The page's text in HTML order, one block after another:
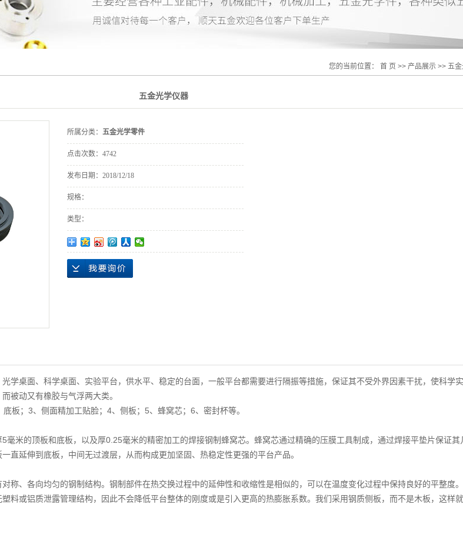
您的当前位置： 首 页 >> 产品展示 >> 五
五金光学仪器
所属分类： 五金光学零件
点击次数： 4742
发布日期： 2018/12/18
规格：
类型：
学桌面、科学桌面、实验平台，供水平、稳定的台面，一般平台都需要进行隔振等措施，保证其不受外界因素干扰，使科学
被动又有橡胶与气浮两大类。
板；3、侧面精加工贴脸；4、侧板；5、蜂窝芯；6、密封杯等。
毫米的顶板和底板，以及厚0.25毫米的精密加工的焊接钢制蜂窝芯。蜂窝芯通过精确的压膜工具制成，通过焊接平垫片保证其
直延伸到底板，中间无过渡层，从而构成更加坚固、热稳定性更强的平台产品。
称、各向均匀的钢制结构。钢制部件在热交换过程中的延伸性和收缩性是相似的，可以在温度变化过程中保持良好的平整度
料或铝质泄露管理结构，因此不会降低平台整体的刚度或是引入更高的热膨胀系数。我们采用钢质侧板，而不是木板，这样